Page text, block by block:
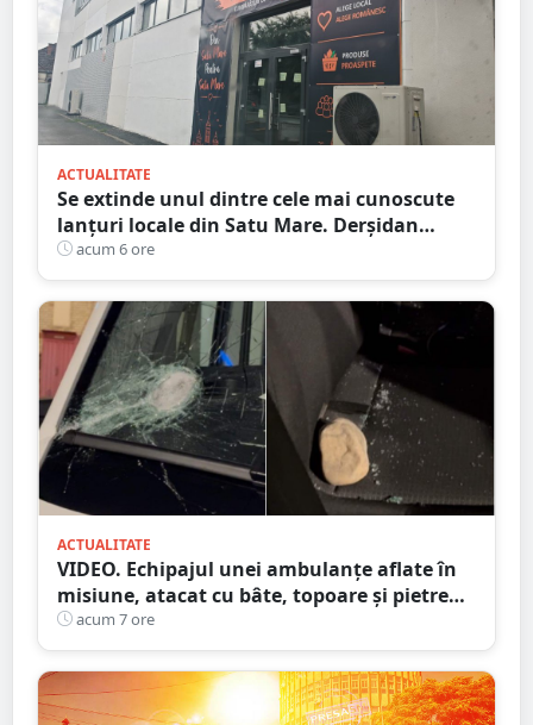
ACTUALITATE
Se extinde unul dintre cele mai cunoscute
lanțuri locale din Satu Mare. Derșidan
pregătește o investiție importantă
acum 6 ore
ACTUALITATE
VIDEO. Echipajul unei ambulanțe aflate în
misiune, atacat cu bâte, topoare și pietre
într-un județ din țară. Totul din cauza
zvonurilor de pe Tik Tok
acum 7 ore